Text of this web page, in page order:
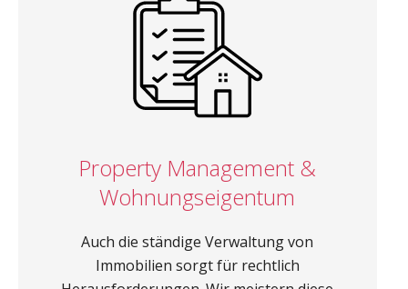
Property Management &
Wohnungseigentum
Auch die ständige Verwaltung von
Immobilien sorgt für rechtlich